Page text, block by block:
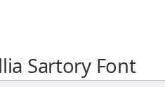
Sartory Font